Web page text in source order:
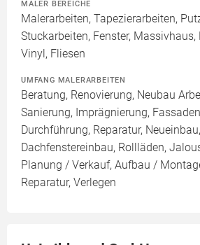
MALER BEREICHE
Malerarbeiten, Tapezierarbeiten,
Stuckarbeiten, Fenster,
Vinyl, Fliesen
UMFANG MALERARBEITEN
Beratung, Renovierung, Neubau
Sanierung, Imprägnierung,
Durchführung, Reparatur, Neueinbau,
Dachfenstereinbau, Rollläden,
Planung / Verkauf, Aufbau /
Reparatur, Verlegen